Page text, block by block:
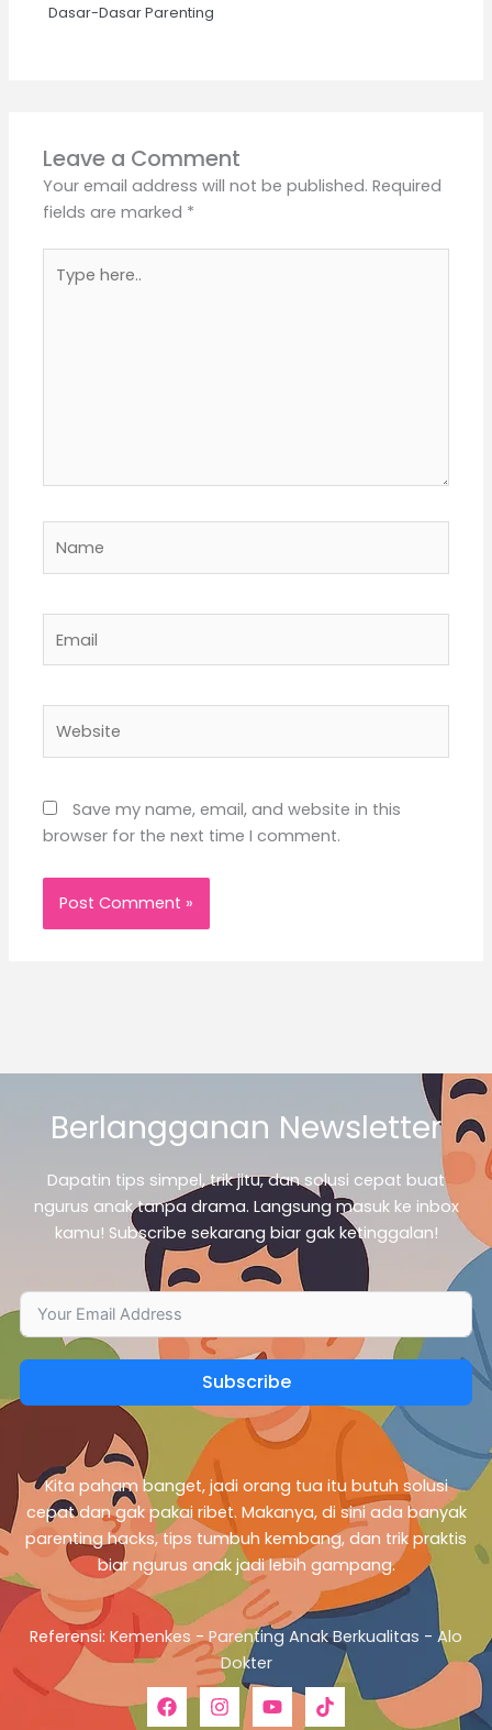
Dasar-Dasar Parenting
Leave a Comment
Your email address will not be published. Required
fields are marked *
here..
Save my name, email, and website in this
browser for the next time I comment.
Berlangganan Newsletter
Dapatin tips simpel, trik jitu, dan solusi cepat buat
ngurus anak tanpa drama. Langsung masuk ke inbox
kamu! Subscribe sekarang biar gak ketinggalan!
Subscribe
Kita paham banget, jadi orang tua itu butuh solusi
cepat dan gak pakai ribet. Makanya, di sini ada banyak
parenting hacks, tips tumbuh kembang, dan trik praktis
biar ngurus anak jadi lebih gampang.
Referensi: Kemenkes -Parenting Anak Berkualitas - Alo
Dokter